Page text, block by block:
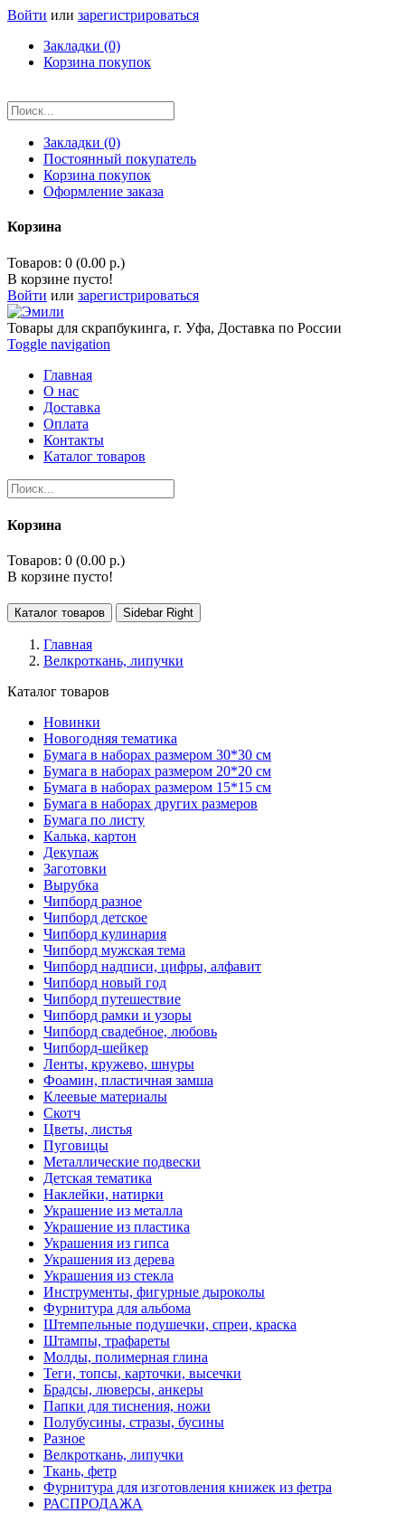
Войти или зарегистрироваться
Закладки (0)
Корзина покупок
Закладки (0)
Постоянный покупатель
Корзина покупок
Оформление заказа
Корзина
Товаров: 0 (0.00 р.)
В корзине пусто!
Войти или зарегистрироваться
Товары для скрапбукинга, г. Уфа, Доставка по России
Toggle navigation
Главная
О нас
Доставка
Оплата
Контакты
Каталог товаров
Корзина
Товаров: 0 (0.00 р.)
В корзине пусто!
Каталог товаров Sidebar Right
Главная
Велкроткань, липучки
Каталог товаров
Новинки
Новогодняя тематика
Бумага в наборах размером 30*30 см
Бумага в наборах размером 20*20 см
Бумага в наборах размером 15*15 см
Бумага в наборах других размеров
Бумага по листу
Калька, картон
Декупаж
Заготовки
Вырубка
Чипборд разное
Чипборд детское
Чипборд кулинария
Чипборд мужская тема
Чипборд надписи, цифры, алфавит
Чипборд новый год
Чипборд путешествие
Чипборд рамки и узоры
Чипборд свадебное, любовь
Чипборд-шейкер
Ленты, кружево, шнуры
Фоамин, пластичная замша
Клеевые материалы
Скотч
Цветы, листья
Пуговицы
Металлические подвески
Детская тематика
Наклейки, натирки
Украшение из металла
Украшение из пластика
Украшения из гипса
Украшения из дерева
Украшения из стекла
Инструменты, фигурные дыроколы
Фурнитура для альбома
Штемпельные подушечки, спреи, краска
Штампы, трафареты
Молды, полимерная глина
Теги, топсы, карточки, высечки
Брадсы, люверсы, анкеры
Папки для тиснения, ножи
Полубусины, стразы, бусины
Разное
Велкроткань, липучки
Ткань, фетр
Фурнитура для изготовления книжек из фетра
РАСПРОДАЖА